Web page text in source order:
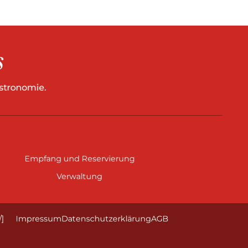
Empfang und Reservierung
Verwaltung
ImpressumDatenschutzerklärungAGB